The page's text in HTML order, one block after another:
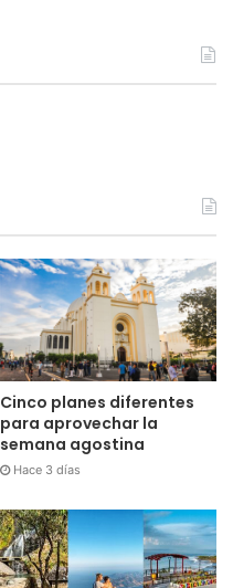
Cinco planes diferentes
para aprovechar la
semana agostina
Hace 3 días